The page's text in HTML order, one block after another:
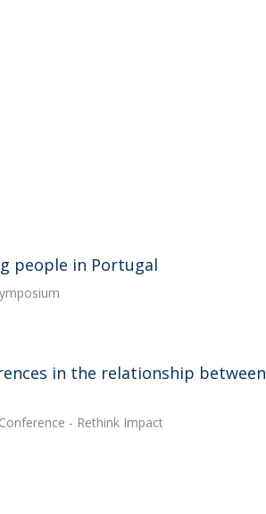
people in Portugal
in the relationship between
- Rethink Impact